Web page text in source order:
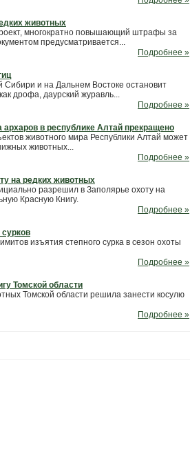
животных
многократно повышающий штрафы за
предусматривается...
Подробнее »
Сибири и на Дальнем Востоке остановит
дрофа, даурский журавль...
Подробнее »
архаров в республике Алтай прекращено
животного мира Республики Алтай может
животных...
Подробнее »
на редких животных
разрешил в Заполярье охоту на
Красную Книгу.
Подробнее »
изъятия степного сурка в сезон охоты
Подробнее »
Томской области
Томской области решила занести косулю
Подробнее »